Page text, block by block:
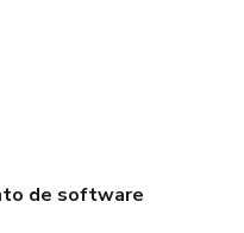
de software